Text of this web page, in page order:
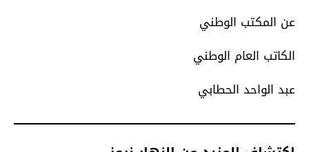
عن المكتب الوطني
الكاتب العام الوطني
عبد الواحد الحطابي